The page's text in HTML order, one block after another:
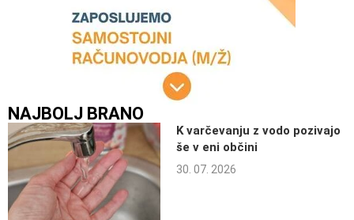
NAJBOLJ BRANO
K varčevanju z vodo pozivajo
še v eni občini
30. 07. 2026